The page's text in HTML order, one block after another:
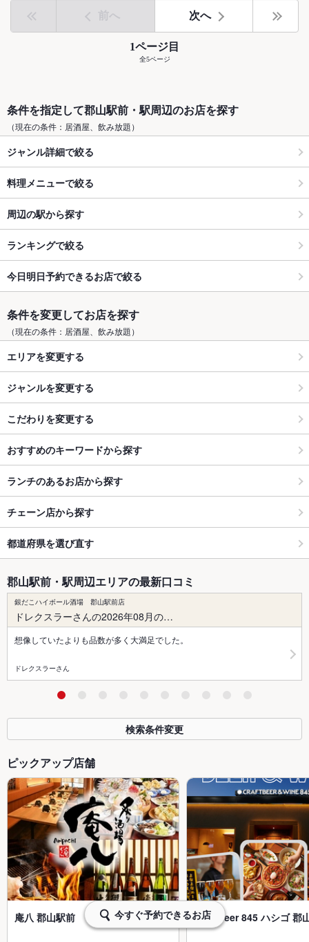
前へ 次へ
1ページ目
全5ページ
条件を指定して郡山駅前・駅周辺のお店を探す
（現在の条件：居酒屋、飲み放題）
ジャンル詳細で絞る
料理メニューで絞る
周辺の駅から探す
ランキングで絞る
今日明日予約できるお店で絞る
条件を変更してお店を探す
（現在の条件：居酒屋、飲み放題）
エリアを変更する
ジャンルを変更する
こだわりを変更する
おすすめのキーワードから探す
ランチのあるお店から探す
チェーン店から探す
都道府県を選び直す
郡山駅前・駅周辺エリアの最新口コミ
銀だこハイボール酒場 郡山駅前店
ドレクスラーさんの2026年08月の…
想像していたよりも品数が多く大満足でした。
ドレクスラーさん
検索条件変更
ピックアップ店舗
庵八 郡山駅前 craft beer 845 ハシゴ 郡
今すぐ予約できるお店